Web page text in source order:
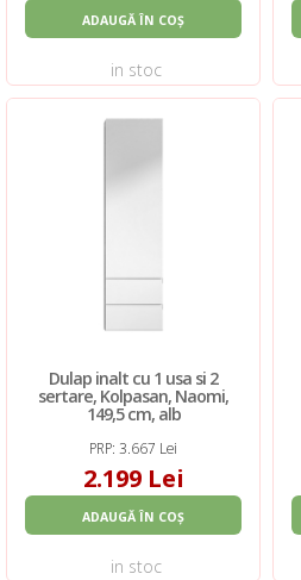
ADAUGĂ ÎN COȘ
in stoc
Dulap inalt cu 1 usa si 2
sertare, Kolpasan, Naomi,
149,5 cm, alb
PRP: 3.667 Lei
2.199 Lei
ADAUGĂ ÎN COȘ
in stoc